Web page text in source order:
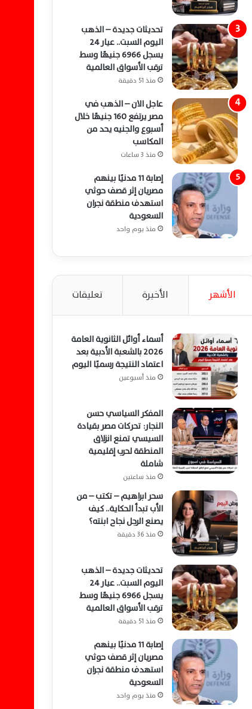
تحديثات جديدة – الذهب
اليوم السبت.. عيار 24
يسجل 6966 جنيهًا وسط
ترقب الأسواق العالمية
منذ 51 دقيقة
عاجل الان – الذهب في
مصر يرتفع 160 جنيهًا خلال
أسبوع والجنيه يحد من
المكاسب
منذ 3 ساعات
إصابة 11 مدنيًا بينهم
مصريان إثر قصف حوثي
استهدف منطقة نجران
السعودية
منذ يوم واحد
الأشهر الأخيرة تعليقات
أسماء أوائل الثانوية العامة
2026 بالشعبة الأدبية بعد
اعتماد النتيجة رسميًا اليوم
منذ أسبوعين
المفكر السياسي حسن
النجار: تحركات مصر بقيادة
السيسي تمنع انزلاق
المنطقة لحرب إقليمية
شاملة
منذ ساعتين
سحر ابراهيم – تكتب – من
الأب تبدأ الحكاية.. كيف
يصنع الرجل نجاح ابنته؟
منذ 36 دقيقة
تحديثات جديدة – الذهب
اليوم السبت.. عيار 24
يسجل 6966 جنيهًا وسط
ترقب الأسواق العالمية
منذ 51 دقيقة
إصابة 11 مدنيًا بينهم
مصريان إثر قصف حوثي
استهدف منطقة نجران
السعودية
منذ يوم واحد